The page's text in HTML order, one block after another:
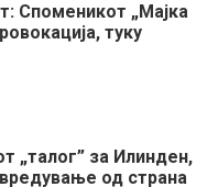
Споменикот „Мајка
туку
„талог” за Илинден,
од страна